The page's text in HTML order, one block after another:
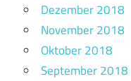
Dezember 2018
November 2018
Oktober 2018
September 2018